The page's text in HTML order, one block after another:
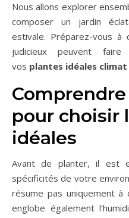
Nous allons explorer
composer un jardin
estivale. Préparez-vous à
judicieux peuvent
vos plantes idéales climat
pour choisir
idéales
Avant de planter, il est
spécificités de votre
résume pas uniquement
englobe également